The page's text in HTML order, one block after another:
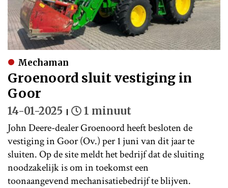
Mechaman
Groenoord sluit vestiging in
Goor
14-01-2025 1 minuut
John Deere-dealer Groenoord heeft besloten de
vestiging in Goor (Ov.) per 1 juni van dit jaar te
sluiten. Op de site meldt het bedrijf dat de sluiting
noodzakelijk is om in toekomst een
toonaangevend mechanisatiebedrijf te blijven.